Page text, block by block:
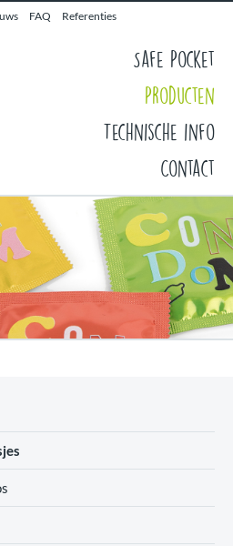
FAQ Referenties
Safe Pocket
Producten
Technische info
Contact